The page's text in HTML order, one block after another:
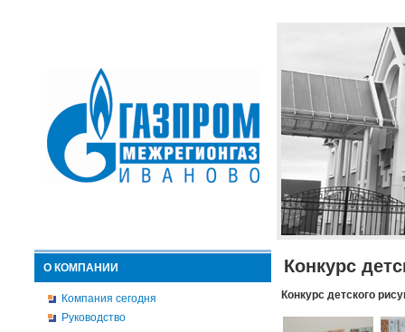
О КОМПАНИИ
Компания сегодня
Руководство
Конкурс
Конкурс детского